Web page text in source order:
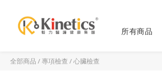
所有商品
全部商品 /專項檢查 /心臟檢查